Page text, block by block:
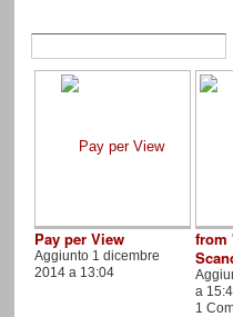
Pay per View
Aggiunto 1 dicembre
2014 a 13:04
from
a
1